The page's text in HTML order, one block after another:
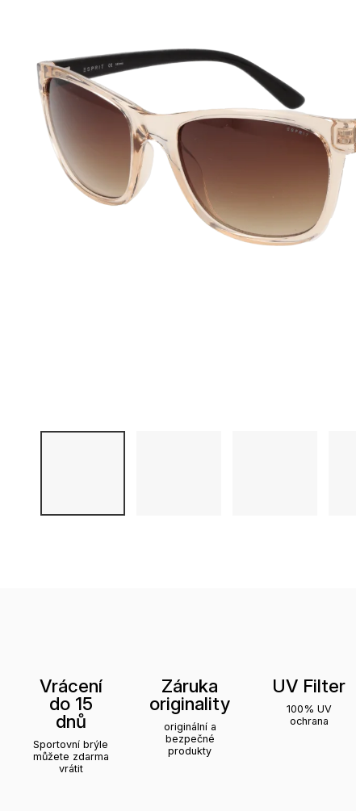
Vrácení
do 15
dnů
Sportovní brýle
můžete zdarma
vrátit
Záruka
originality
originální a
bezpečné
produkty
UV Filter
100% UV
ochrana